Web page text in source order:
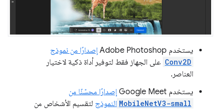
يستخدم Adobe Photoshop إصدارًا من نموذج
Conv2D على الجهاز فقط لتوفير أداة ذكية لاختيار
العناصر.
يستخدم Google Meet
إصدارًا محسّنًا من
MobileNetV3-small النموذج لتقسيم الأشخاص من